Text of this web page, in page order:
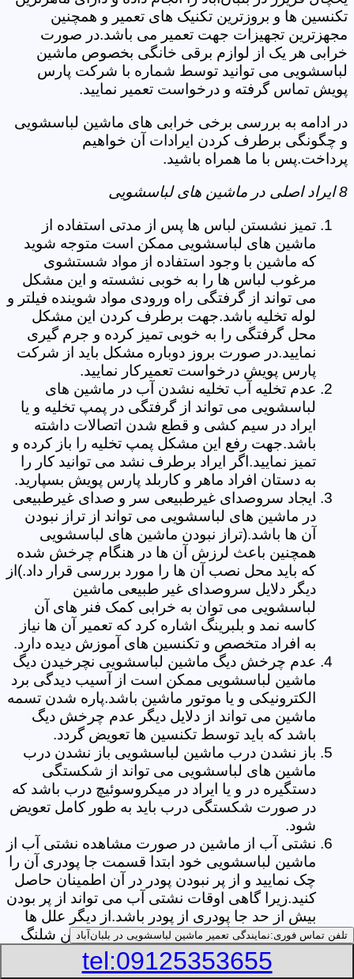
تکنسین ها و بروزترین تکنیک های تعمیر و همچنین
مجهزترین تجهیزات جهت تعمیر می باشد.در صورت
خرابی هر یک از لوازم برقی خانگی بخصوص ماشین
لباسشویی می توانید توسط شماره با شرکت پارس
پویش تماس گرفته و درخواست تعمیر نمایید.
در ادامه به بررسی برخی خرابی های ماشین لباسشویی
و چگونگی برطرف کردن ایرادات آن خواهیم
پرداخت.پس با ما همراه باشید.
8 ایراد اصلی در ماشین های لباسشویی
تمیز نشستن لباس ها پس از مدتی استفاده از
ماشین های لباسشویی ممکن است متوجه شوید
که ماشین با وجود استفاده از مواد شستشوی
مرغوب لباس ها را به خوبی نشسته و این مشکل
می تواند از گرفتگی راه ورودی مواد شوینده فیلتر و
لوله تخلیه باشد.جهت برطرف کردن این مشکل
محل گرفتگی را به خوبی تمیز کرده و جرم گیری
نمایید.در صورت بروز دوباره مشکل باید از شرکت
پارس پویش درخواست تعمیرکار نمایید.
عدم تخلیه آب تخلیه نشدن آب در ماشین های
لباسشویی می تواند از گرفتگی در پمپ تخلیه و یا
ایراد در سیم کشی و قطع شدن اتصالات داشته
باشد.جهت رفع این مشکل پمپ تخلیه را باز کرده و
تمیز نمایید.اگر ایراد برطرف نشد می توانید کار را
به دستان افراد ماهر و کاربلد پارس پویش بسپارید.
ایجاد سروصدای غیرطبیعی سر و صدای غیرطبیعی
در ماشین های لباسشویی می تواند از تراز نبودن
آن ها باشد.(تراز نبودن ماشین های لباسشویی
همچنین باعث لرزش آن ها در هنگام چرخش شده
که باید محل نصب آن ها را مورد بررسی قرار داد.)از
دیگر دلایل سروصدای غیر طبیعی ماشین
لباسشویی می توان به خرابی کمک فنر های آن
کاسه نمد و بلبرینگ اشاره کرد که تعمیر آن ها نیاز
به افراد متخصص و تکنسین های آموزش دیده دارد.
عدم چرخش دیگ ماشین لباسشویی نچرخیدن دیگ
ماشین لباسشویی ممکن است از آسیب دیدگی برد
الکترونیکی و یا موتور ماشین باشد.پاره شدن تسمه
ماشین می تواند از دلایل دیگر عدم چرخش دیگ
باشد که باید توسط تکنسین ها تعویض گردد.
باز نشدن درب ماشین لباسشویی باز نشدن درب
ماشین های لباسشویی می تواند از شکستگی
دستگیره در و یا ایراد در میکروسوئیچ درب باشد که
در صورت شکستگی درب باید به طور کامل تعویض
شود.
نشتی آب از ماشین در صورت مشاهده نشتی آب از
ماشین لباسشویی خود ابتدا قسمت جا پودری آن را
چک نمایید و از پر نبودن پودر در آن اطمینان حاصل
کنید.زیرا گاهی اوقات نشتی آب می تواند از پر بودن
بیش از حد جا پودری از پودر باشد.از دیگر علل ها
می توان به پارگی لاستیک دور درب ماشین شلنگ
تخلیه خرطومی زیر دیگ و یا شکستگی دیگ ماشین
های لباسشویی اشاره کرد.
تلفن تماس فوری:نمایندگی تعمیر ماشین لباسشویی در بلبان‌آباد
tel:09125353655